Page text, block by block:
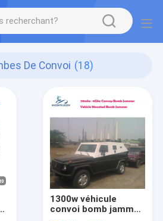
De Convoi (18)
1300w véhicule
convoi bomb jammer